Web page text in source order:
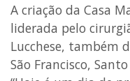
A criação da Casa
liderada pelo
Lucchese, também
São Francisco,